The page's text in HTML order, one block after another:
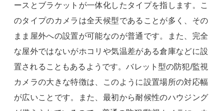
ースとブラケットが一体化したタイプを指します。こ
のタイプのカメラは全天候型であることが多く、その
まま屋外への設置が可能なのが普通です。また、完全
な屋外ではないがホコリや気温差がある倉庫などに設
置されることもあるようです。バレット型の防犯/監視
カメラの大きな特徴は、このように設置場所の対応幅
が広いことです。また、最初から耐候性のハウジング